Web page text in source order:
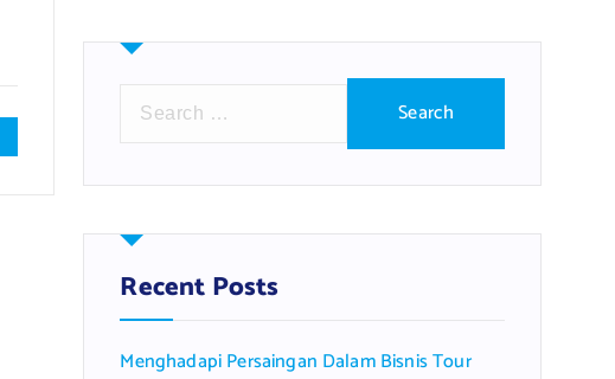
r
h
f
o
:
Recent Posts
Menghadapi Persaingan Dalam Bisnis Tour